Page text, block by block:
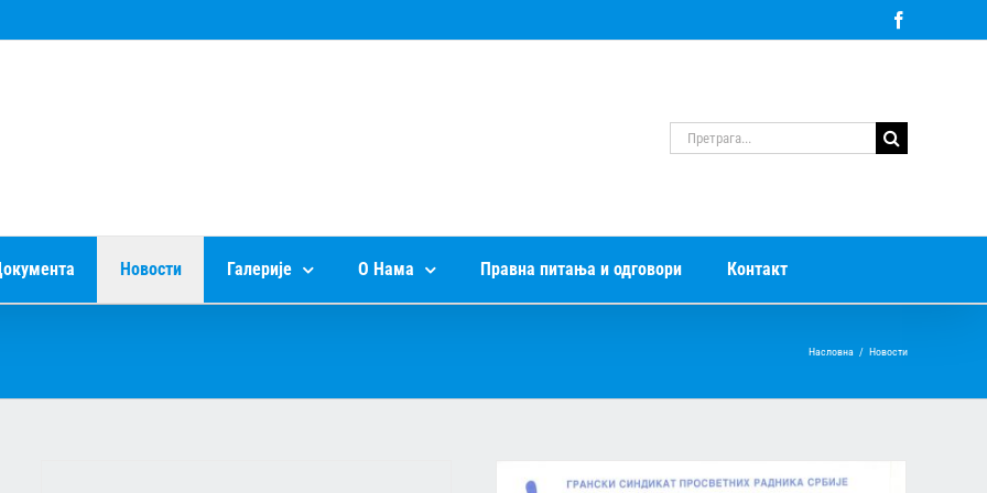
Претрага
за:
Новости Галерије О Нама Правна питања и одговори Контакт
Насловна / Новости